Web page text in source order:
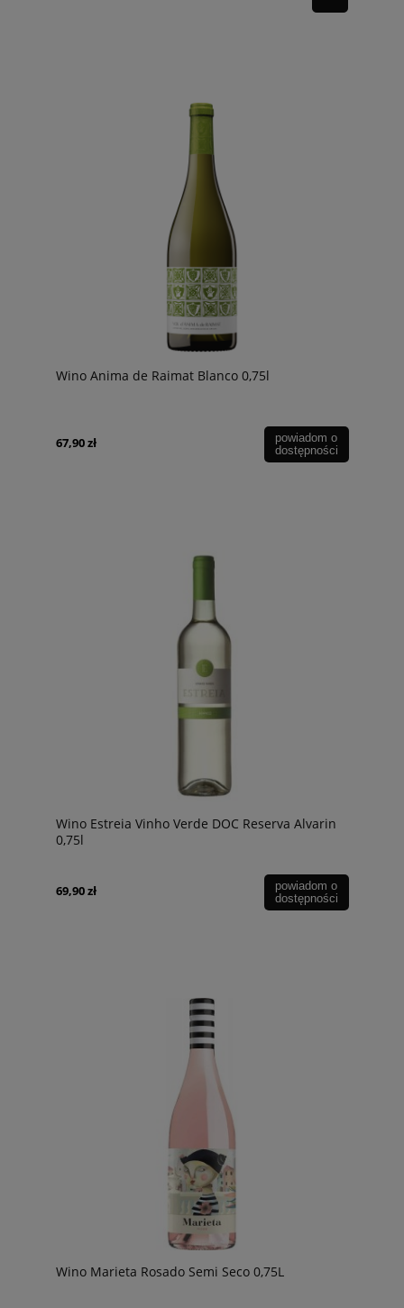
Wino Anima de Raimat Blanco 0,75l
67,90 zł
powiadom o
dostępności
Wino Estreia Vinho Verde DOC Reserva Alvarin
0,75l
69,90 zł
powiadom o
dostępności
Wino Marieta Rosado Semi Seco 0,75L